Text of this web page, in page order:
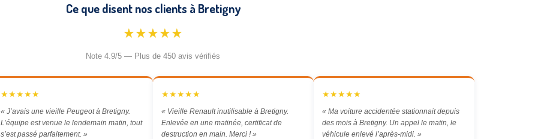
Ce que disent nos clients à Bretigny
★★★★★
Note 4.9/5 — Plus de 450 avis vérifiés
★★★★★
« J’avais une vieille Peugeot à Bretigny.
L’équipe est venue le lendemain matin, tout
s’est passé parfaitement. »
★★★★★
« Vieille Renault inutilisable à Bretigny.
Enlevée en une matinée, certificat de
destruction en main. Merci ! »
★★★★★
« Ma voiture accidentée stationnait depuis
des mois à Bretigny. Un appel le matin, le
véhicule enlevé l’après-midi. »